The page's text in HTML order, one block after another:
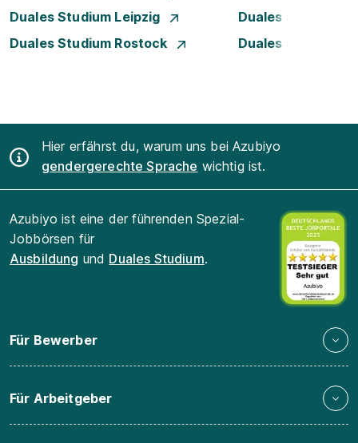
Duales Studium Leipzig
Duales Studium
Duales Studium Rostock
Duales Studium
Hier erfährst du, warum uns bei Azubiyo
gendergerechte Sprache wichtig ist.
Azubiyo ist eine der führenden Spezial-
Jobbörsen für
Ausbildung und Duales Studium.
Für Bewerber
Für Arbeitgeber